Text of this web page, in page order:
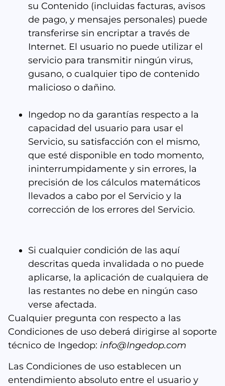
su Contenido (incluidas facturas, avisos
de pago, y mensajes personales) puede
transferirse sin encriptar a través de
Internet. El usuario no puede utilizar el
servicio para transmitir ningún virus,
gusano, o cualquier tipo de contenido
malicioso o dañino.
Ingedop no da garantías respecto a la
capacidad del usuario para usar el
Servicio, su satisfacción con el mismo,
que esté disponible en todo momento,
ininterrumpidamente y sin errores, la
precisión de los cálculos matemáticos
llevados a cabo por el Servicio y la
corrección de los errores del Servicio.
Si cualquier condición de las aquí
descritas queda invalidada o no puede
aplicarse, la aplicación de cualquiera de
las restantes no debe en ningún caso
verse afectada.
Cualquier pregunta con respecto a las
Condiciones de uso deberá dirigirse al soporte
técnico de Ingedop: info@Ingedop.com
Las Condiciones de uso establecen un
entendimiento absoluto entre el usuario y